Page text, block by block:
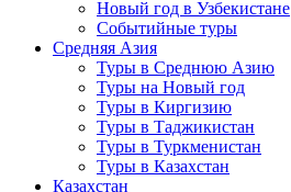
Новый год в Узбекистане
Событийные туры
Средняя Азия
Туры в Среднюю Азию
Туры на Новый год
Туры в Киргизию
Туры в Таджикистан
Туры в Туркменистан
Туры в Казахстан
Казахстан